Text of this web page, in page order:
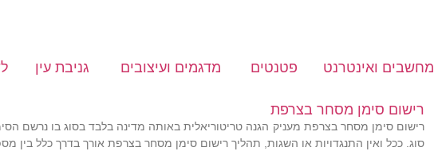
מחשבים ואינטרנט פטנטים מדגמים ועיצובים גניבת עין
רישום סימן מסחר בצרפת
רישום סימן מסחר בצרפת מעניק הגנה טריטוריאלית באותה מדינה בלבד בסוג בו נרשם
סוג. ככל ואין התנגדויות או השגות, תהליך רישום סימן מסחר בצרפת אורך בדרך כלל בין